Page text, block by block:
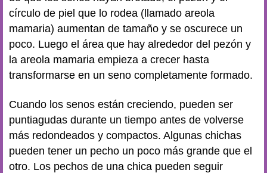
círculo de piel que lo rodea (llamado areola
mamaria) aumentan de tamaño y se oscurece un
poco. Luego el área que hay alrededor del pezón y
la areola mamaria empieza a crecer hasta
transformarse en un seno completamente formado.
Cuando los senos están creciendo, pueden ser
puntiagudas durante un tiempo antes de volverse
más redondeados y compactos. Algunas chichas
pueden tener un pecho un poco más grande que el
otro. Los pechos de una chica pueden seguir